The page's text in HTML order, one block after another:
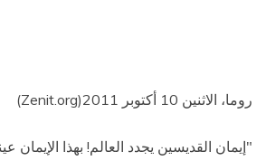
روما، الاثنين 10 أكتوبر 2011(Zenit.org)
"إيمان القديسين يجدد العالم! بهذا الإيمان